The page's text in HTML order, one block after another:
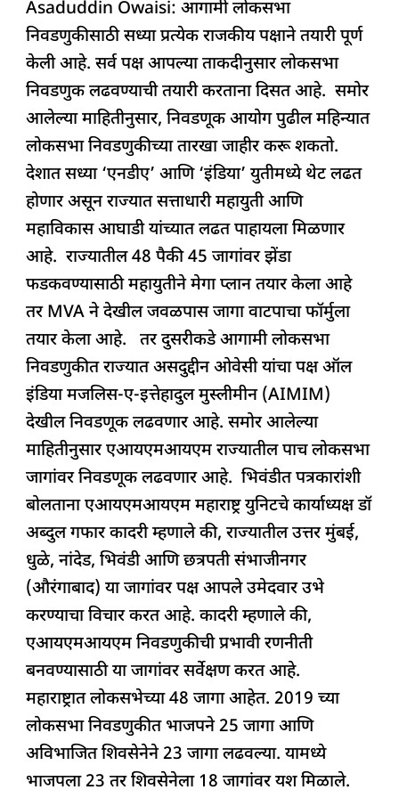
c
e
b
o
o
k
at
s
A
p
p
k
e
dI
n
re
a
d
s
e
g
ra
m
ar
e
Asaduddin Owaisi: आगामी लोकसभा
निवडणुकीसाठी सध्या प्रत्येक राजकीय पक्षाने तयारी पूर्ण
केली आहे. सर्व पक्ष आपल्या ताकदीनुसार लोकसभा
निवडणुक लढवण्याची तयारी करताना दिसत आहे. समोर
आलेल्या माहितीनुसार, निवडणूक आयोग पुढील महिन्यात
लोकसभा निवडणुकीच्या तारखा जाहीर करू शकतो.
देशात सध्या ‘एनडीए’ आणि ‘इंडिया’ युतीमध्ये थेट लढत
होणार असून राज्यात सत्ताधारी महायुती आणि
महाविकास आघाडी यांच्यात लढत पाहायला मिळणार
आहे. राज्यातील 48 पैकी 45 जागांवर झेंडा
फडकवण्यासाठी महायुतीने मेगा प्लान तयार केला आहे
तर MVA ने देखील जवळपास जागा वाटपाचा फॉर्मुला
तयार केला आहे. तर दुसरीकडे आगामी लोकसभा
निवडणुकीत राज्यात असदुद्दीन ओवेसी यांचा पक्ष ऑल
इंडिया मजलिस-ए-इत्तेहादुल मुस्लीमीन (AIMIM)
देखील निवडणूक लढवणार आहे. समोर आलेल्या
माहितीनुसार एआयएमआयएम राज्यातील पाच लोकसभा
जागांवर निवडणूक लढवणार आहे. भिवंडीत पत्रकारांशी
बोलताना एआयएमआयएम महाराष्ट्र युनिटचे कार्याध्यक्ष डॉ
अब्दुल गफार कादरी म्हणाले की, राज्यातील उत्तर मुंबई,
धुळे, नांदेड, भिवंडी आणि छत्रपती संभाजीनगर
(औरंगाबाद) या जागांवर पक्ष आपले उमेदवार उभे
करण्याचा विचार करत आहे. कादरी म्हणाले की,
एआयएमआयएम निवडणुकीची प्रभावी रणनीती
बनवण्यासाठी या जागांवर सर्वेक्षण करत आहे.
महाराष्ट्रात लोकसभेच्या 48 जागा आहेत. 2019 च्या
लोकसभा निवडणुकीत भाजपने 25 जागा आणि
अविभाजित शिवसेनेने 23 जागा लढवल्या. यामध्ये
भाजपला 23 तर शिवसेनेला 18 जागांवर यश मिळाले.
लढवणार
लोकसभा
निवडणूक